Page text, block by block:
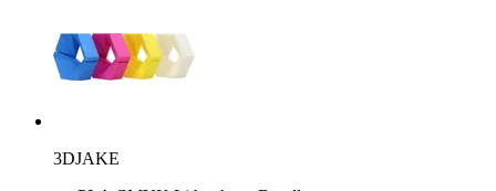
3DJAKE